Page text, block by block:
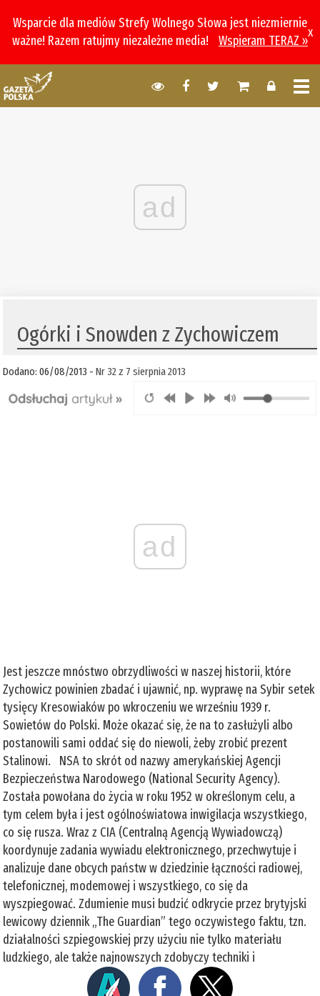
Wsparcie dla mediów Strefy Wolnego Słowa jest niezmiernie
ważne! Razem ratujmy niezależne media!
Wspieram TERAZ »
x
ad
Ogórki i Snowden z Zychowiczem
Dodano: 06/08/2013 -Nr 32 z 7 sierpnia 2013
ad
Jest jeszcze mnóstwo obrzydliwości w naszej historii, które
Zychowicz powinien zbadać i ujawnić, np. wyprawę na Sybir setek
tysięcy Kresowiaków po wkroczeniu we wrześniu 1939 r.
Sowietów do Polski. Może okazać się, że na to zasłużyli albo
postanowili sami oddać się do niewoli, żeby zrobić prezent
Stalinowi. NSA to skrót od nazwy amerykańskiej Agencji
Bezpieczeństwa Narodowego (National Security Agency).
Została powołana do życia w roku 1952 w określonym celu, a
tym celem była i jest ogólnoświatowa inwigilacja wszystkiego,
co się rusza. Wraz z CIA (Centralną Agencją Wywiadowczą)
koordynuje zadania wywiadu elektronicznego, przechwytuje i
analizuje dane obcych państw w dziedzinie łączności radiowej,
telefonicznej, modemowej i wszystkiego, co się da
wyszpiegować. Zdumienie musi budzić odkrycie przez brytyjski
lewicowy dziennik „The Guardian” tego oczywistego faktu, tzn.
działalności szpiegowskiej przy użyciu nie tylko materiału
ludzkiego, ale także najnowszych zdobyczy techniki i